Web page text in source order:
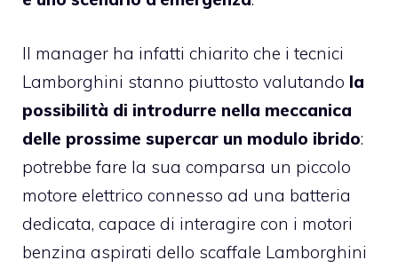
Il manager ha infatti chiarito che i tecnici
Lamborghini stanno piuttosto valutando la
possibilità di introdurre nella meccanica
delle prossime supercar un modulo ibrido:
potrebbe fare la sua comparsa un piccolo
motore elettrico connesso ad una batteria
dedicata, capace di interagire con i motori
benzina aspirati dello scaffale Lamborghini